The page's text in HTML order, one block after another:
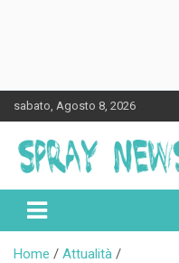
to
content
sabato, Agosto 8, 2026
Spraynews.it
Home
Attualità